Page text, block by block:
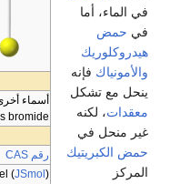
أسماء
bromide
رقم CAS
(JSmol)
في الماء، أما
في حمض
هيدروكلوريك
والأمونياك فإنه
ينحل مع تشكل
معقدات، لكنه
غير منحل في
حمض الكبريتيك
المركز